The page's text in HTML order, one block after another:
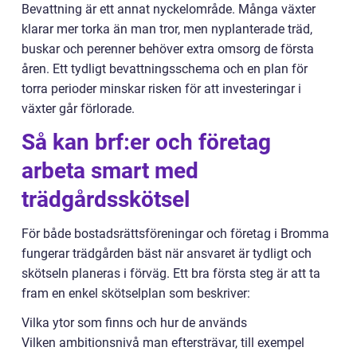
Bevattning är ett annat nyckelområde. Många växter
klarar mer torka än man tror, men nyplanterade träd,
buskar och perenner behöver extra omsorg de första
åren. Ett tydligt bevattningsschema och en plan för
torra perioder minskar risken för att investeringar i
växter går förlorade.
Så kan brf:er och företag
arbeta smart med
trädgårdsskötsel
För både bostadsrättsföreningar och företag i Bromma
fungerar trädgården bäst när ansvaret är tydligt och
skötseln planeras i förväg. Ett bra första steg är att ta
fram en enkel skötselplan som beskriver:
Vilka ytor som finns och hur de används
Vilken ambitionsnivå man eftersträvar, till exempel